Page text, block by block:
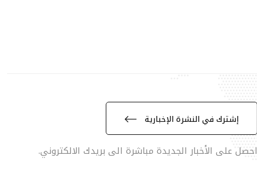
إشترك في النشرة الإخبارية
احصل على الأخبار الجديدة مباشرة الى بريدك الالكتروني.